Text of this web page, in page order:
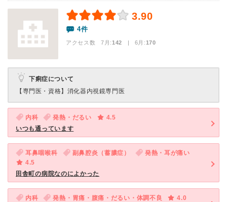
3.90
4件
アクセス数 7月:142 | 6月:170
下痢症について
【専門医・資格】 消化器内視鏡専門医
内科 発熱・だるい
4.5
いつも通っています
耳鼻咽喉科 副鼻腔炎（蓄膿症）
発熱・耳が痛い
4.5
田舎町の病院なのによかった
内科 発熱・胃痛・腹痛・だるい・体調不良
4.0